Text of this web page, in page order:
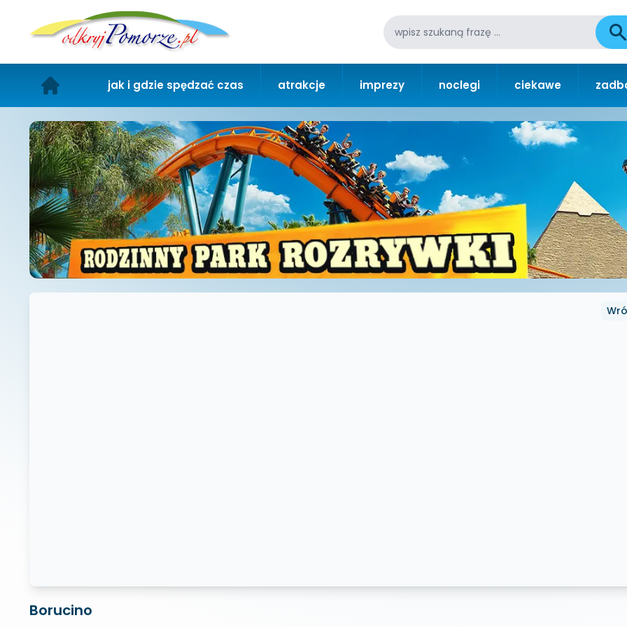
jak i gdzie spędzać czas atrakcje imprezy noclegi ciekawe
Borucino